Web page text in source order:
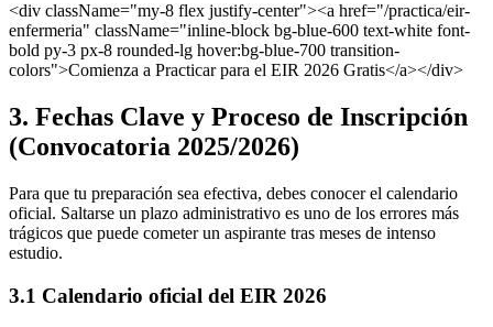
<div className="my-8 flex justify-center"><a href="/practica/eir-
enfermeria" className="inline-block bg-blue-600 text-white font-
bold py-3 px-8 rounded-lg hover:bg-blue-700 transition-
colors">Comienza a Practicar para el EIR 2026 Gratis</a></div>
3. Fechas Clave y Proceso de Inscripción
(Convocatoria 2025/2026)
Para que tu preparación sea efectiva, debes conocer el calendario
oficial. Saltarse un plazo administrativo es uno de los errores más
trágicos que puede cometer un aspirante tras meses de intenso
estudio.
3.1 Calendario oficial del EIR 2026